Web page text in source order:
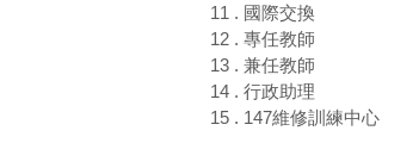
11 . 國際交換
12 . 專任教師
13 . 兼任教師
14 . 行政助理
15 . 147維修訓練中心